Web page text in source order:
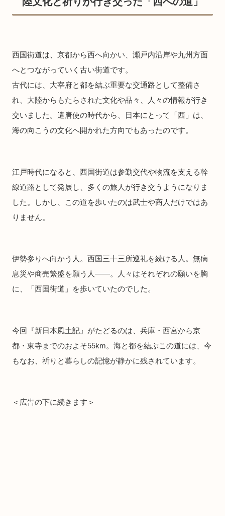
西国街道は、京都から西へ向かい、瀬戸内沿岸や九州方面
へとつながっていく古い街道です。
古代には、大宰府と都を結ぶ重要な交通路として整備さ
れ、大陸からもたらされた文化や品々、人々の情報が行き
交いました。遣唐使の時代から、日本にとって「西」は、
海の向こうの文化へ開かれた方向でもあったのです。
江戸時代になると、西国街道は参勤交代や物流を支える幹
線道路として発展し、多くの旅人が行き交うようになりま
した。しかし、この道を歩いたのは武士や商人だけではあ
りません。
伊勢参りへ向かう人。西国三十三所巡礼を続ける人。無病
息災や商売繁盛を願う人――。人々はそれぞれの願いを胸
に、「西国街道」を歩いていたのでした。
今回『新日本風土記』がたどるのは、兵庫・西宮から京
都・東寺までのおよそ55km。海と都を結ぶこの道には、今
もなお、祈りと暮らしの記憶が静かに残されています。
＜広告の下に続きます＞